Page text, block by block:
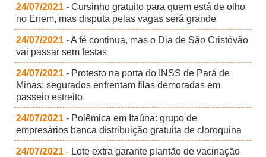
24/07/2021 - Cursinho gratuito para quem está de olho
no Enem, mas disputa pelas vagas será grande
24/07/2021 - A fé continua, mas o Dia de São Cristóvão
vai passar sem festas
24/07/2021 - Protesto na porta do INSS de Pará de
Minas: segurados enfrentam filas demoradas em
passeio estreito
24/07/2021 - Polêmica em Itaúna: grupo de
empresários banca distribuição gratuita de cloroquina
24/07/2021 - Lote extra garante plantão de vacinação